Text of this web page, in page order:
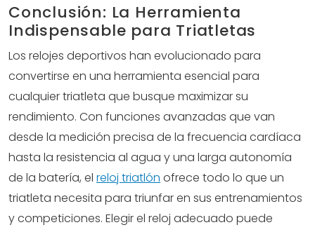
Conclusión: La Herramienta
Indispensable para Triatletas
Los relojes deportivos han evolucionado para
convertirse en una herramienta esencial para
cualquier triatleta que busque maximizar su
rendimiento. Con funciones avanzadas que van
desde la medición precisa de la frecuencia cardíaca
hasta la resistencia al agua y una larga autonomía
de la batería, el reloj triatlón ofrece todo lo que un
triatleta necesita para triunfar en sus entrenamientos
y competiciones. Elegir el reloj adecuado puede